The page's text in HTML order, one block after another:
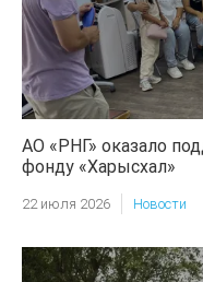
АО «РНГ» оказало
фонду «Харысхал»
22 июля 2026 Новости